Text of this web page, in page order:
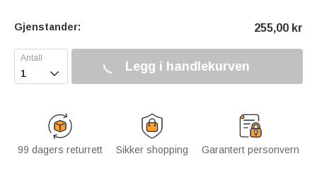
Gjenstander: 255,00 kr
 Legg i handlekurven
99 dagers returrett Sikker shopping Garantert personvern